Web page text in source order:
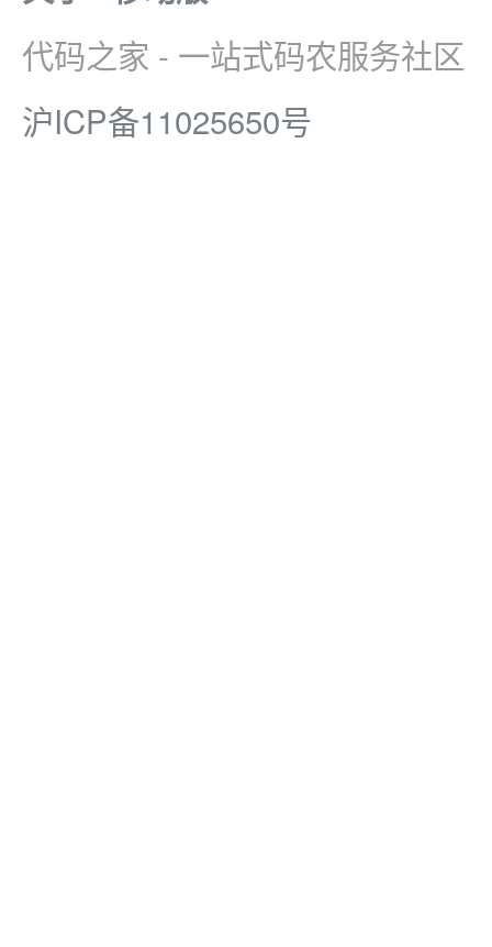
代码之家 - 一站式码农服务社区
沪ICP备11025650号